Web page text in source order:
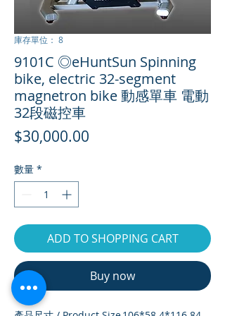
庫存單位： 8
9101C ◎eHuntSun Spinning
bike, electric 32-segment
magnetron bike 動感單車 電動
32段磁控車
$30,000.00
數量 *
ADD TO SHOPPING CART
Buy now